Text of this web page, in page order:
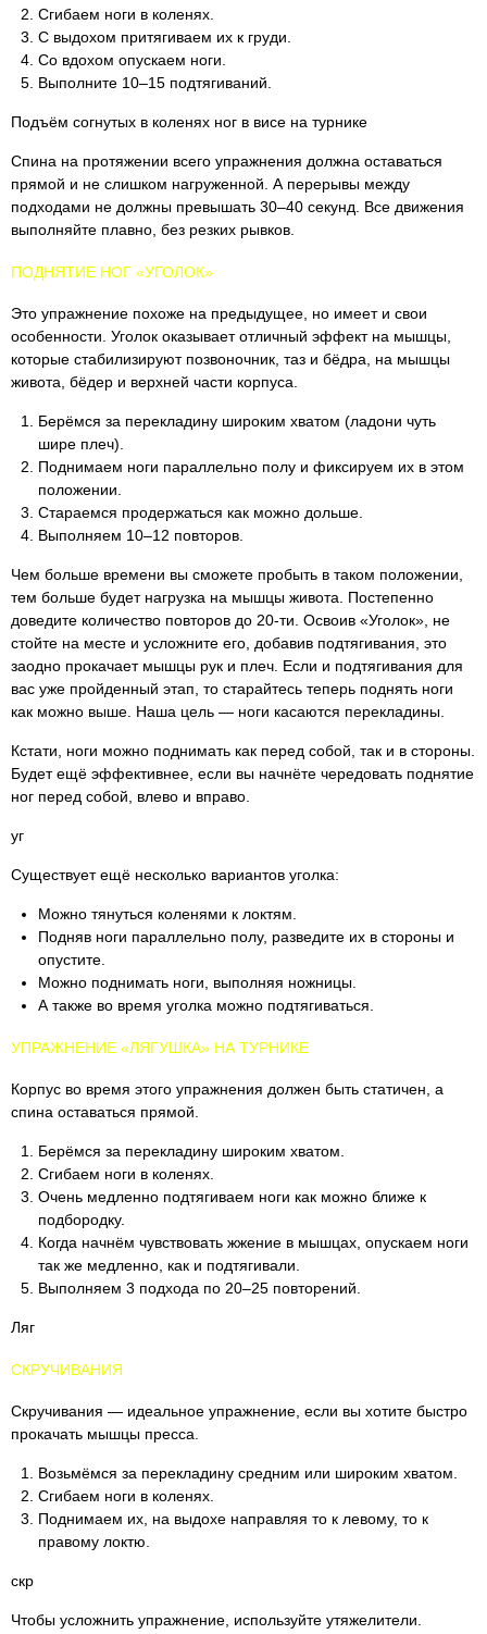
Сгибаем ноги в коленях.
С выдохом притягиваем их к груди.
Со вдохом опускаем ноги.
Выполните 10–15 подтягиваний.
Подъём согнутых в коленях ног в висе на турнике
Спина на протяжении всего упражнения должна оставаться
прямой и не слишком нагруженной. А перерывы между
подходами не должны превышать 30–40 секунд. Все движения
выполняйте плавно, без резких рывков.
ПОДНЯТИЕ НОГ «УГОЛОК»
Это упражнение похоже на предыдущее, но имеет и свои
особенности. Уголок оказывает отличный эффект на мышцы,
которые стабилизируют позвоночник, таз и бёдра, на мышцы
живота, бёдер и верхней части корпуса.
Берёмся за перекладину широким хватом (ладони чуть
шире плеч).
Поднимаем ноги параллельно полу и фиксируем их в этом
положении.
Стараемся продержаться как можно дольше.
Выполняем 10–12 повторов.
Чем больше времени вы сможете пробыть в таком положении,
тем больше будет нагрузка на мышцы живота. Постепенно
доведите количество повторов до 20-ти. Освоив «Уголок», не
стойте на месте и усложните его, добавив подтягивания, это
заодно прокачает мышцы рук и плеч. Если и подтягивания для
вас уже пройденный этап, то старайтесь теперь поднять ноги
как можно выше. Наша цель — ноги касаются перекладины.
Кстати, ноги можно поднимать как перед собой, так и в стороны.
Будет ещё эффективнее, если вы начнёте чередовать поднятие
ног перед собой, влево и вправо.
уг
Существует ещё несколько вариантов уголка:
Можно тянуться коленями к локтям.
Подняв ноги параллельно полу, разведите их в стороны и
опустите.
Можно поднимать ноги, выполняя ножницы.
А также во время уголка можно подтягиваться.
УПРАЖНЕНИЕ «ЛЯГУШКА» НА ТУРНИКЕ
Корпус во время этого упражнения должен быть статичен, а
спина оставаться прямой.
Берёмся за перекладину широким хватом.
Сгибаем ноги в коленях.
Очень медленно подтягиваем ноги как можно ближе к
подбородку.
Когда начнём чувствовать жжение в мышцах, опускаем ноги
так же медленно, как и подтягивали.
Выполняем 3 подхода по 20–25 повторений.
Ляг
СКРУЧИВАНИЯ
Скручивания — идеальное упражнение, если вы хотите быстро
прокачать мышцы пресса.
Возьмёмся за перекладину средним или широким хватом.
Сгибаем ноги в коленях.
Поднимаем их, на выдохе направляя то к левому, то к
правому локтю.
скр
Чтобы усложнить упражнение, используйте утяжелители.